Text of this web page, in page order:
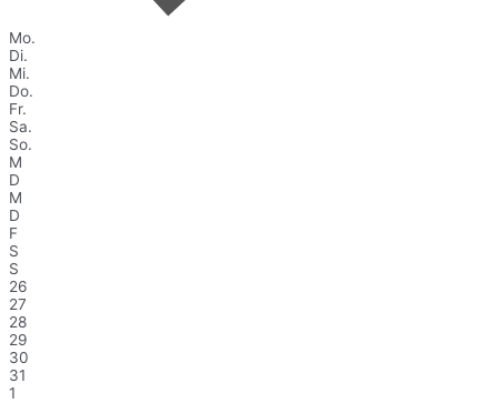
Mo.
Di.
Mi.
Do.
Fr.
Sa.
So.
M
D
M
D
F
S
S
26
27
28
29
30
31
1